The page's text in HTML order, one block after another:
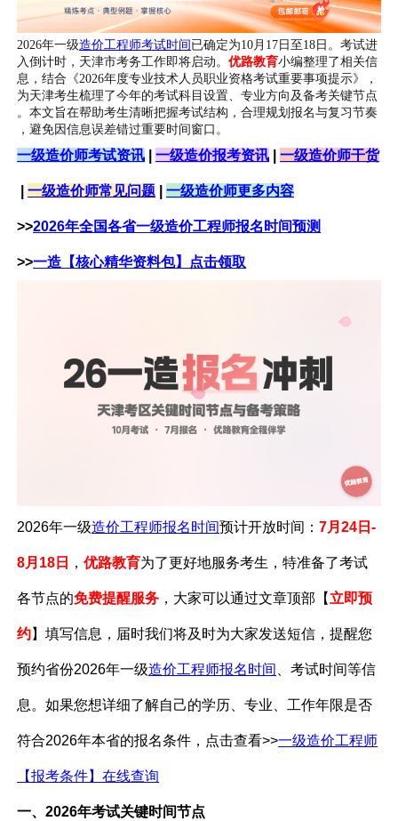
2026年一级造价工程师考试时间已确定为10月17日至18日。考试进
入倒计时，天津市考务工作即将启动。优路教育小编整理了相关信
息，结合《2026年度专业技术人员职业资格考试重要事项提示》，
为天津考生梳理了今年的考试科目设置、专业方向及备考关键节点
。本文旨在帮助考生清晰把握考试结构，合理规划报名与复习节奏
，避免因信息误差错过重要时间窗口。
一级造价师考试资讯 一级造价报考资讯 一级造价师干货
一级造价师常见问题 一级造价师更多内容
>>2026年全国各省一级造价工程师报名时间预测
>>一造【核心精华资料包】点击领取
2026年一级造价工程师报名时间预计开放时间：7月24日-
8月18日 ，优路教育为了更好地服务考生，特准备了考试
各节点的免费提醒服务 ， 大家可以通过文章顶部【 立即预
约】填写信息，届时我们将及时为大家发送短信，提醒您
预约省份2026年一级造价工程师报名时间 、考试时间等信
息。如果您想详细了解自己的学历、专业、工作年限是否
符合2026年本省的报名条件，点击查看>>一级造价工程师
【报考条件】在线查询
一、2026年考试关键时间节点